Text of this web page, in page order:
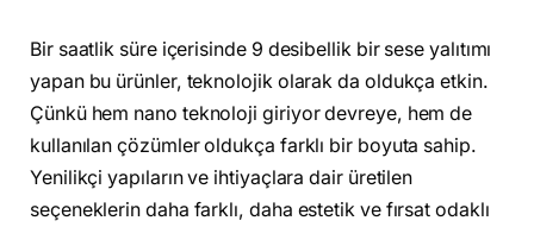
Bir saatlik süre içerisinde 9 desibellik bir sese yalıtımı
yapan bu ürünler, teknolojik olarak da oldukça etkin.
Çünkü hem nano teknoloji giriyor devreye, hem de
kullanılan çözümler oldukça farklı bir boyuta sahip.
Yenilikçi yapıların ve ihtiyaçlara dair üretilen
seçeneklerin daha farklı, daha estetik ve fırsat odaklı